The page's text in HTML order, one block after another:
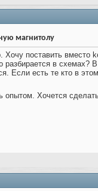
магнитолу
поставить вместо
в схемах?
Если есть те кто в
опытом. Хочется